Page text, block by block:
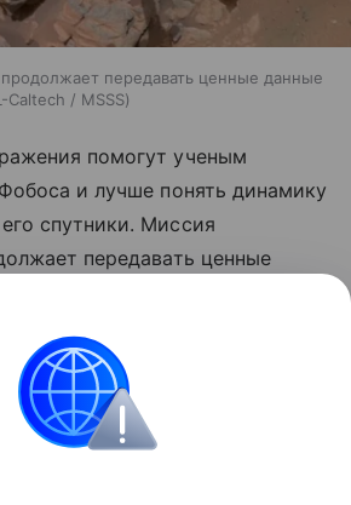
передавать ценные данные
Caltech / MSSS
помогут ученым
и лучше понять динамику
спутники. Миссия
передавать ценные
писалао том, что NASA хочет
Perseverance на Луну.